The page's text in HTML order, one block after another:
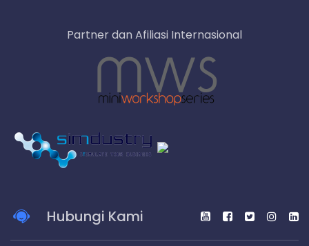
Partner dan Afiliasi Internasional
Hubungi Kami